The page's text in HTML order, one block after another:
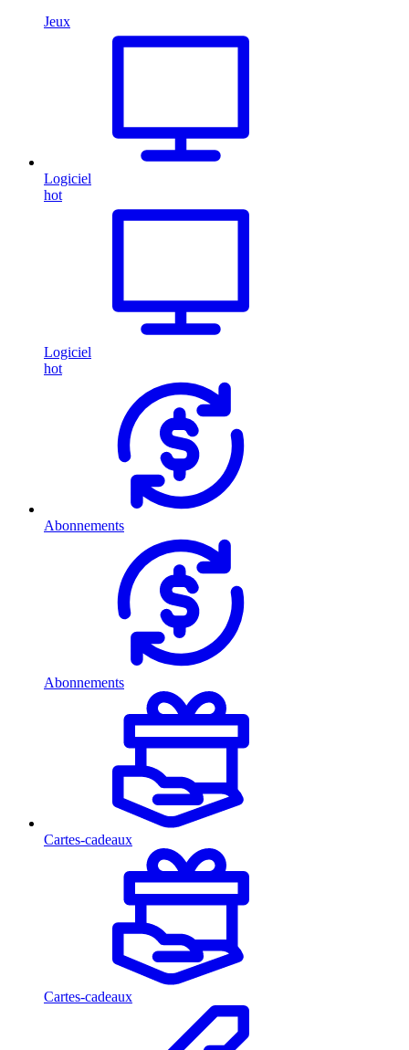
Jeux
Logiciel
hot
Logiciel
hot
Abonnements
Abonnements
Cartes-cadeaux
Cartes-cadeaux